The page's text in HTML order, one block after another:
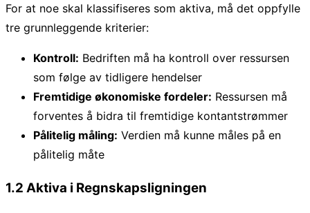
For at noe skal klassifiseres som aktiva, må det oppfylle
tre grunnleggende kriterier:
Kontroll: Bedriften må ha kontroll over ressursen
som følge av tidligere hendelser
Fremtidige økonomiske fordeler: Ressursen må
forventes å bidra til fremtidige kontantstrømmer
Pålitelig måling: Verdien må kunne måles på en
pålitelig måte
1.2 Aktiva i Regnskapsligningen